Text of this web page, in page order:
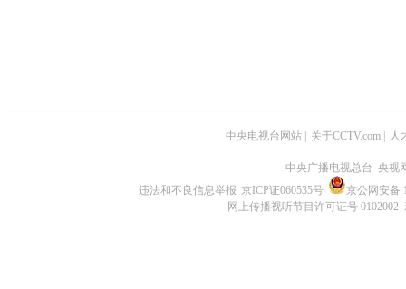
中央电视台网站 关于CCTV.com 人
中央广播电视总台 央视
违法和不良信息举报 京ICP证060535号
京公网安备
网上传播视听节目许可证号 0102002